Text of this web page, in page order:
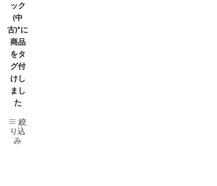
ック
(中
古)”に
商品
をタ
グ付
けし
まし
た
絞
り込
み